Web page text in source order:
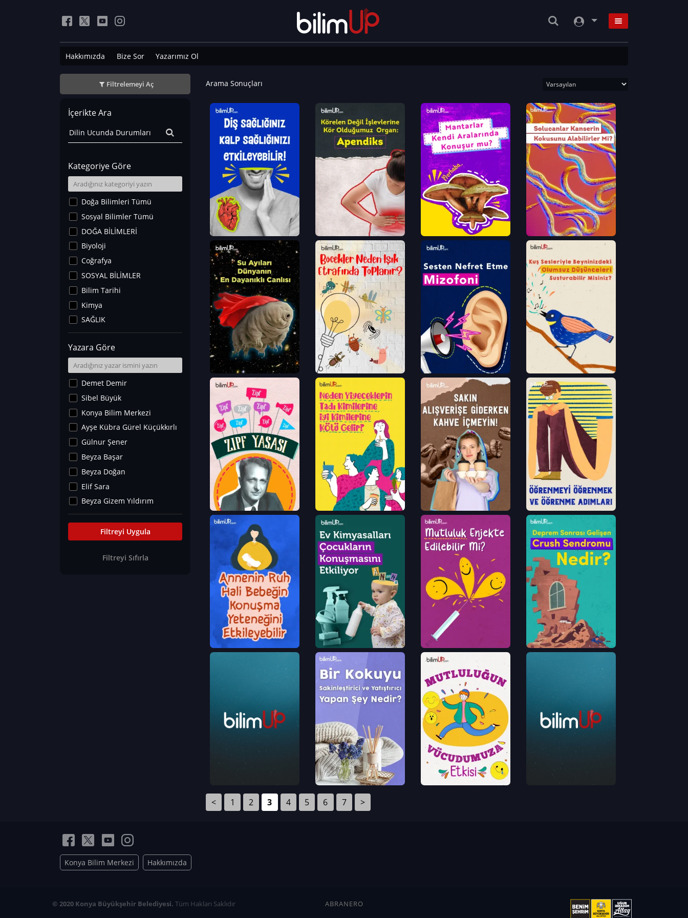
Hakkımızda Bize Sor Yazarımız Ol
Filtrelemeyi Aç
İçerikte Ara
Kategoriye Göre
Doğa Bilimleri Tümü
Sosyal Bilimler Tümü
DOĞA BİLİMLERİ
Biyoloji
Coğrafya
SOSYAL BİLİMLER
Bilim Tarihi
Kimya
SAĞLIK
Sanat Tarihi
Fizik
Yer Bilimleri
Astronomi ve Uzay
Noroloji
Matematik
Teknoloji
İklim Değişikliği
Arkeoloji
Kültür&Sanat
Yaşam Tavsiyeleri
Merakoloji
Eğitim Bilimleri
Yazara Göre
Demet Demir
Sibel Büyük
Konya Bilim Merkezi
Ayşe Kübra Gürel Küçükkırlı
Gülnur Şener
Beyza Başar
Beyza Doğan
Elif Sara
Beyza Gizem Yıldırım
İlknur İyigökler
Büşra Elif Kıvrak
Can TORUN
Filtreyi Uygula
Filtreyi Sıfırla
Arama Sonuçları
< 1 2 3 4 5 6 7 >
Konya Bilim Merkezi Hakkımızda
© 2020 Konya Büyükşehir Belediyesi. Tüm Hakları Saklıdır ABRANERO